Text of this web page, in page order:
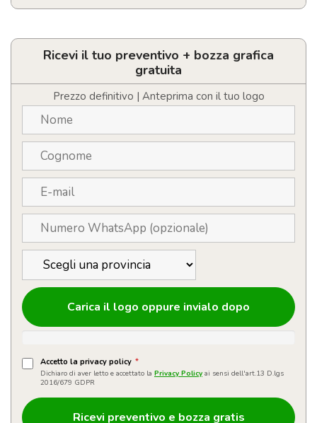
Tracolla
documenti
personalizzata
quantità
Ricevi il tuo preventivo + bozza grafica
gratuita
Prezzo definitivo | Anteprima con il tuo logo
Carica il logo oppure invialo dopo
Accetto la privacy policy *
Dichiaro di aver letto e accettato la Privacy Policy ai sensi dell'art.13 D.lgs
2016/679 GDPR